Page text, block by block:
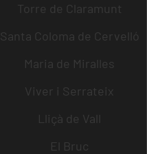
Torre de Claramunt
Santa Coloma de Cervelló
Maria de Miralles
Viver i Serrateix
Lliçà de Vall
El Bruc